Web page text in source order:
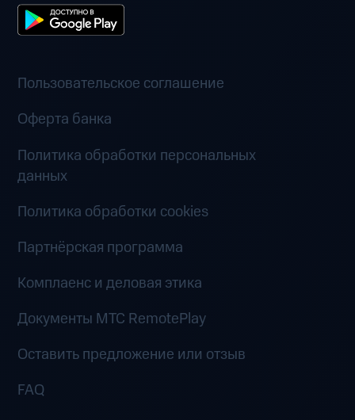
Пользовательское соглашение
Оферта банка
Политика обработки персональных
данных
Политика обработки cookies
Партнёрская программа
Комплаенс и деловая этика
Документы MTC RemotePlay
Оставить предложение или отзыв
FAQ